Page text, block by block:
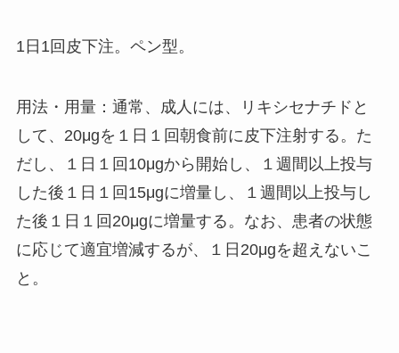
1日1回皮下注。ペン型。
用法・用量：通常、成人には、リキシセナチドと
して、20μgを１日１回朝食前に皮下注射する。た
だし、１日１回10μgから開始し、１週間以上投与
した後１日１回15μgに増量し、１週間以上投与し
た後１日１回20μgに増量する。なお、患者の状態
に応じて適宜増減するが、１日20μgを超えないこ
と。